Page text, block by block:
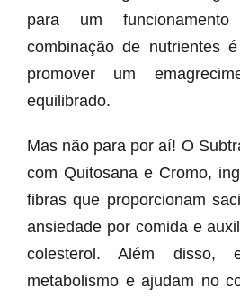
para um
combinação de nutrientes
promover um
equilibrado.
Mas não para por aí! O
com Quitosana e Cromo,
fibras que proporcionam
ansiedade por comida e
colesterol. Além disso,
metabolismo e ajudam no